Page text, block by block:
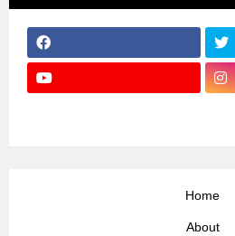
Home
About